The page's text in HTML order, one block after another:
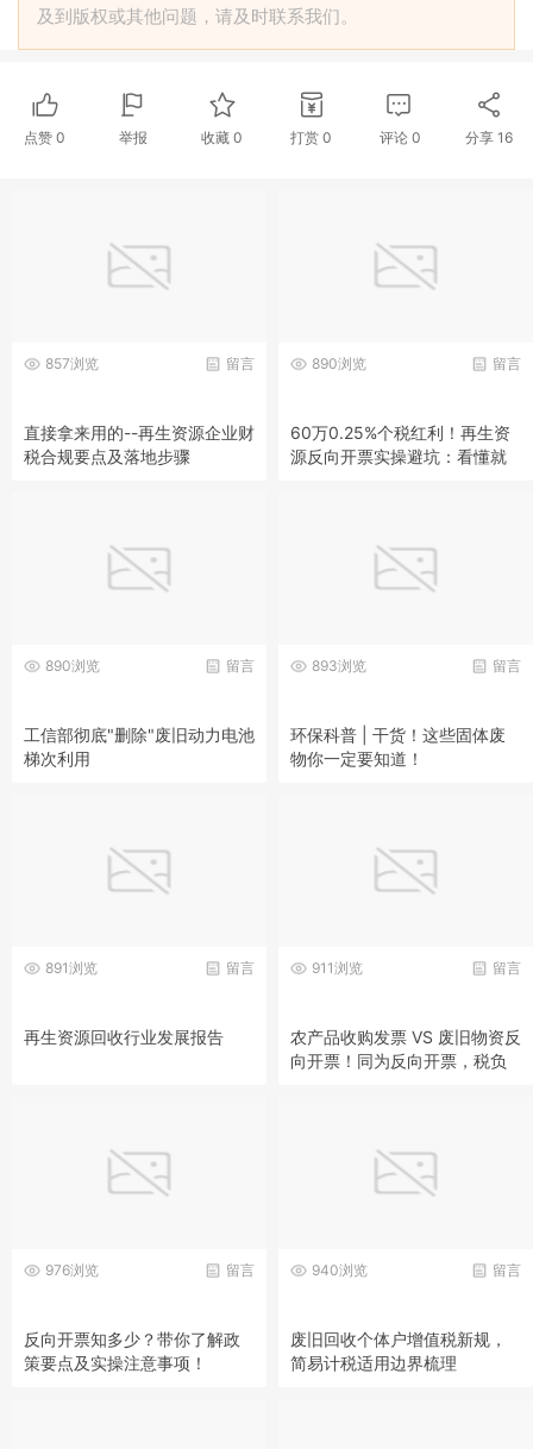
及到版权或其他问题，请及时联系我们。
点赞 0 举报 收藏0 打赏 0 评论 0 分享 16
留言
857浏览
直接拿来用的--再生资源企业财
税合规要点及落地步骤
留言
890浏览
60万0.25%个税红利！再生资
源反向开票实操避坑：看懂就
留言
890浏览
工信部彻底"删除"废旧动力电池
梯次利用
留言
893浏览
环保科普 | 干货！这些固体废
物你一定要知道！
留言
891浏览
再生资源回收行业发展报告
留言
911浏览
农产品收购发票 VS 废旧物资反
向开票！同为反向开票，税负
留言
976浏览
反向开票知多少？带你了解政
策要点及实操注意事项！
留言
940浏览
废旧回收个体户增值税新规，
简易计税适用边界梳理